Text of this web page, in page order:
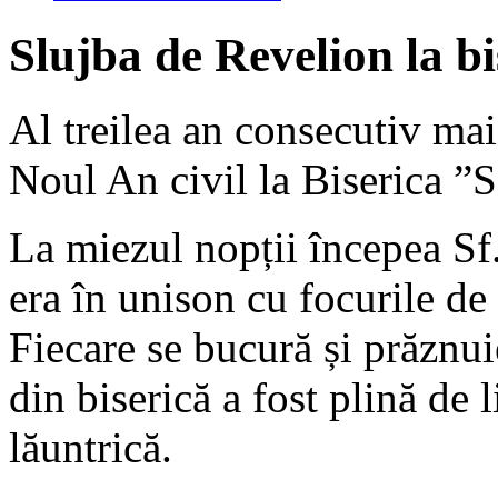
Slujba de Revelion la
Al treilea an consecutiv
Noul An civil la Biserica
La miezul nopții începea
era în unison cu focurile
Fiecare se bucură și
din biserică a fost plină de
lăuntrică.